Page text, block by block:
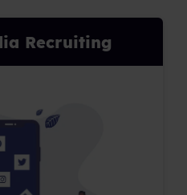
Recruiting